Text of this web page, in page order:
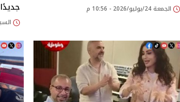
الجمعة 24/يوليو/2026 - 10:56 م
جديدًا
السبت 18/يوليو/